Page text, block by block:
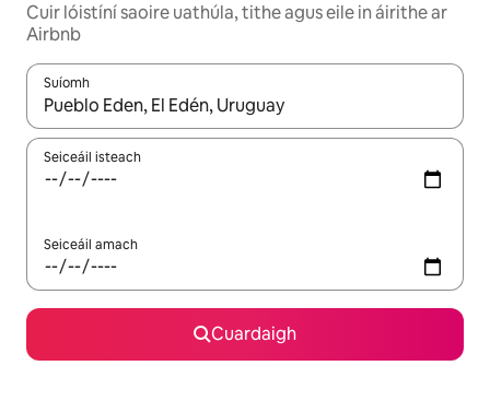
Cuir lóistíní saoire uathúla, tithe agus eile in áirithe ar
Airbnb
Suíomh
Nuair a bheidh torthaí ar fáil, déan nascleanúint le
Seiceáil isteach
Seiceáil amach
Cuardaigh